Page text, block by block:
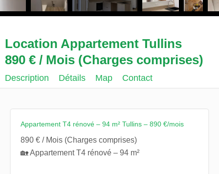
Location Appartement Tullins
890 € / Mois (Charges comprises)
Description Détails Map Contact
Appartement T4 rénové – 94 m² Tullins – 890 €/mois
890 € / Mois (Charges comprises)
🏡 Appartement T4 rénové – 94 m²